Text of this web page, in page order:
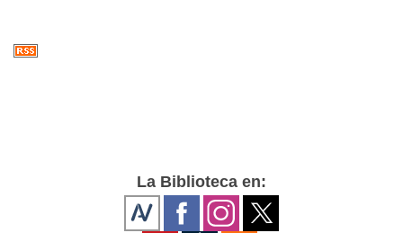
La Biblioteca en: